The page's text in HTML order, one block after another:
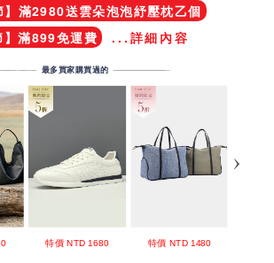
滿2980送雲朵泡泡紓壓枕乙個
滿899免運費
...詳細內容